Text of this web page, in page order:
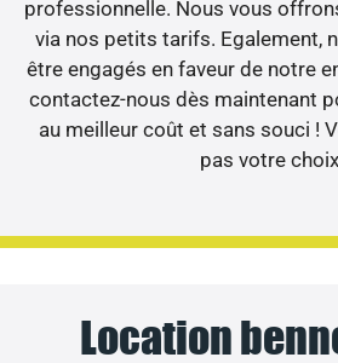
professionnelle. Nous vous
via nos petits tarifs. Egalement,
être engagés en faveur de notre
contactez-nous dès maintenant
au meilleur coût et sans souci !
pas votre
Location